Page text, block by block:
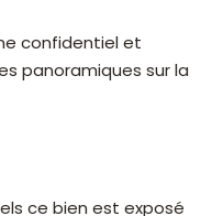
confidentiel et
panoramiques sur la
ce bien est exposé